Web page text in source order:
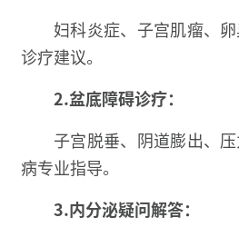
妇科炎症、子宫肌瘤、
诊疗建议。
2.盆底障碍诊疗：
子宫脱垂、阴道膨出、
病专业指导。
3.内分泌疑问解答：